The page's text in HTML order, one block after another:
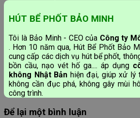
HÚT BỂ PHỐT BẢO MINH
Tôi là Bảo Minh - CEO của Công ty
. Hơn 10 năm qua, Hút Bể Phốt Bảo
cung cấp các dịch vụ hút bể phốt,
bồn cầu, nạo vét hố ga.... áp dụng
không Nhật Bản hiện đại, giúp xử lý
không cần đục phá, không gây mùi
công trình.
Để lại một bình luận